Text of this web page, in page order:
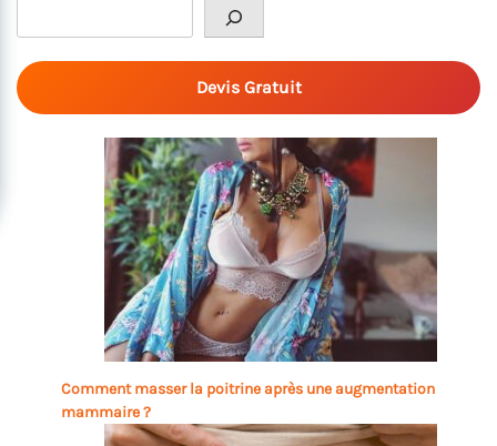
Devis Gratuit
Comment masser la poitrine après une augmentation
mammaire ?